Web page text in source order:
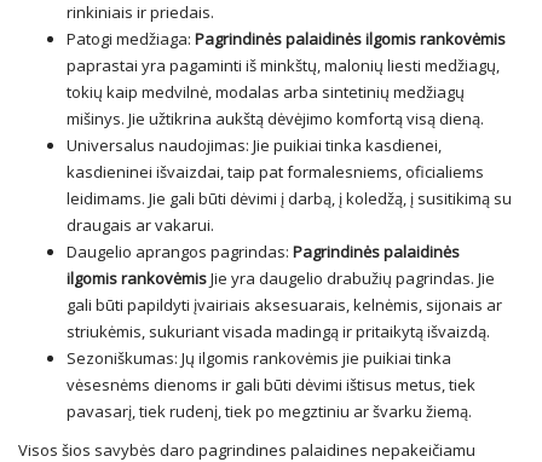
rinkiniais ir priedais.
Patogi medžiaga: Pagrindinės palaidinės ilgomis rankovėmis
paprastai yra pagaminti iš minkštų, malonių liesti medžiagų,
tokių kaip medvilnė, modalas arba sintetinių medžiagų
mišinys. Jie užtikrina aukštą dėvėjimo komfortą visą dieną.
Universalus naudojimas: Jie puikiai tinka kasdienei,
kasdieninei išvaizdai, taip pat formalesniems, oficialiems
leidimams. Jie gali būti dėvimi į darbą, į koledžą, į susitikimą su
draugais ar vakarui.
Daugelio aprangos pagrindas: Pagrindinės palaidinės
ilgomis rankovėmisJie yra daugelio drabužių pagrindas. Jie
gali būti papildyti įvairiais aksesuarais, kelnėmis, sijonais ar
striukėmis, sukuriant visada madingą ir pritaikytą išvaizdą.
Sezoniškumas: Jų ilgomis rankovėmis jie puikiai tinka
vėsesnėms dienoms ir gali būti dėvimi ištisus metus, tiek
pavasarį, tiek rudenį, tiek po megztiniu ar švarku žiemą.
Visos šios savybės daro pagrindines palaidines nepakeičiamu